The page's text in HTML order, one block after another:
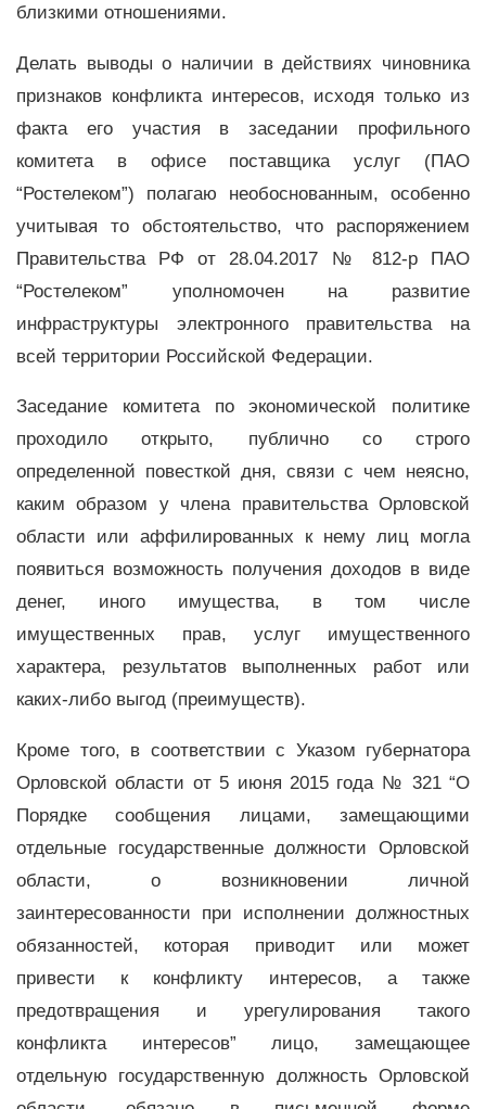
близкими отношениями.
Делать выводы о наличии в действиях чиновника
признаков конфликта интересов, исходя только из
факта его участия в заседании профильного
комитета в офисе поставщика услуг (ПАО
“Ростелеком”) полагаю необоснованным, особенно
учитывая то обстоятельство, что распоряжением
Правительства РФ от 28.04.2017 № 812-р ПАО
“Ростелеком” уполномочен на развитие
инфраструктуры электронного правительства на
всей территории Российской Федерации.
Заседание комитета по экономической политике
проходило открыто, публично со строго
определенной повесткой дня, связи с чем неясно,
каким образом у члена правительства Орловской
области или аффилированных к нему лиц могла
появиться возможность получения доходов в виде
денег, иного имущества, в том числе
имущественных прав, услуг имущественного
характера, результатов выполненных работ или
каких-либо выгод (преимуществ).
Кроме того, в соответствии с Указом губернатора
Орловской области от 5 июня 2015 года № 321 “О
Порядке сообщения лицами, замещающими
отдельные государственные должности Орловской
области, о возникновении личной
заинтересованности при исполнении должностных
обязанностей, которая приводит или может
привести к конфликту интересов, а также
предотвращения и урегулирования такого
конфликта интересов” лицо, замещающее
отдельную государственную должность Орловской